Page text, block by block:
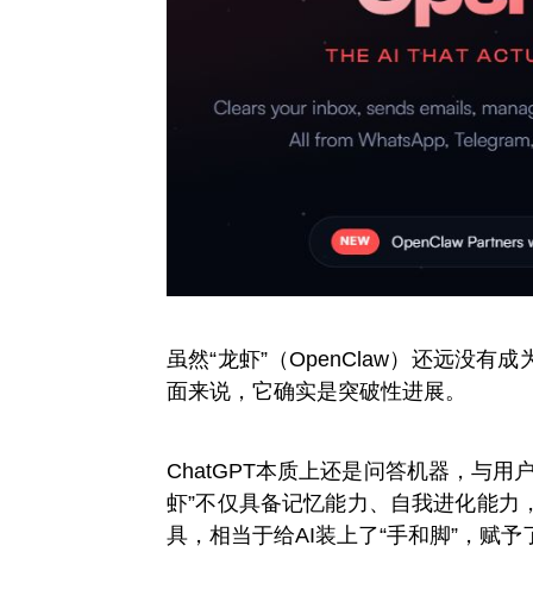
虽然“龙虾”（OpenClaw）还远没有
面来说，它确实是突破性进展。
ChatGPT本质上还是问答机器，与用
虾”不仅具备记忆能力、自我进化能
具，相当于给AI装上了“手和脚”，赋予